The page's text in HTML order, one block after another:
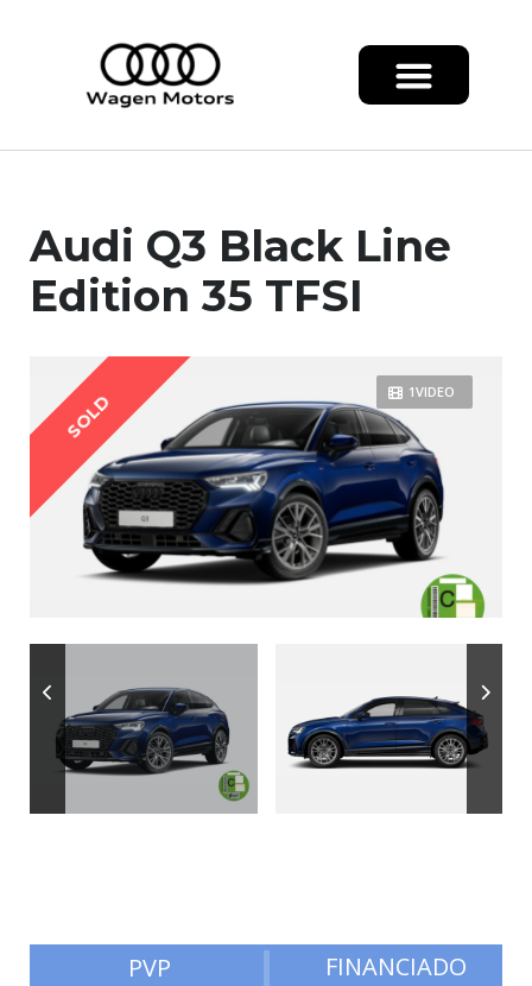
Audi Q3 Black Line
Edition 35 TFSI
1VIDEO
SOLD
PVP
FINANCIADO